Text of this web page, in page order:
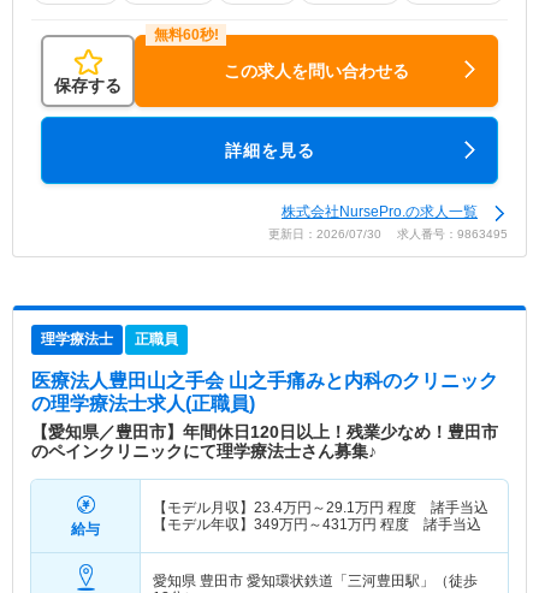
保存する
この求人を問い合わせる
詳細を見る
株式会社NursePro.の求人一覧
更新日：2026/07/30 求人番号：9863495
理学療法士 正職員
医療法人豊田山之手会 山之手痛みと内科のクリニック
の理学療法士求人(正職員)
【愛知県／豊田市】年間休日120日以上！残業少なめ！豊田市
のペインクリニックにて理学療法士さん募集♪
給与
【モデル月収】 23.4万円～29.1万円 程度 諸手当込
【モデル年収】 349万円～431万円 程度 諸手当込
愛知県 豊田市 愛知環状鉄道「三河豊田駅」（徒歩